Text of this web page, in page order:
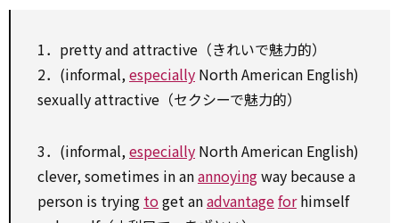
1．pretty and attractive（きれいで魅力的）
2．(informal,especially North American English)
sexually attractive（セクシーで魅力的）
3．(informal,especially North American English)
clever, sometimes in anannoyingway because a
person is trying toget anadvantageforhimself